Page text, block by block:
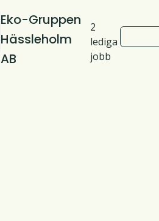
Eko-Gruppen
Hässleholm
AB
2
lediga
jobb